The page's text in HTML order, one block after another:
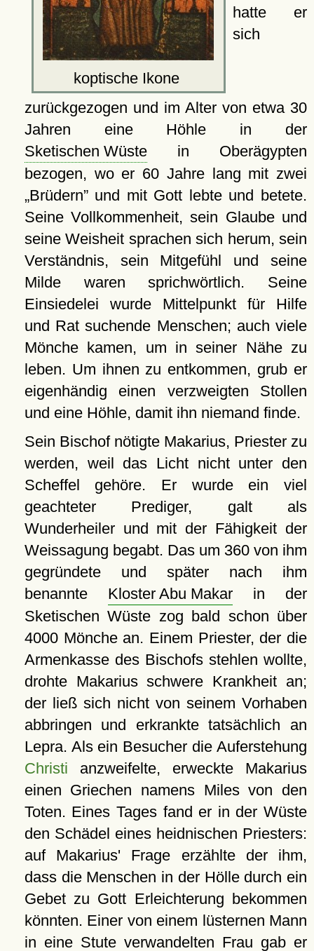
koptische Ikone
hatte er
sich
zurückgezogen und im Alter von etwa 30
Jahren eine Höhle in der
Sketischen Wüstein Oberägypten
bezogen, wo er 60 Jahre lang mit zwei
Brüdern und mit Gott lebte und betete.
Seine Vollkommenheit, sein Glaube und
seine Weisheit sprachen sich herum, sein
Verständnis, sein Mitgefühl und seine
Milde waren sprichwörtlich. Seine
Einsiedelei wurde Mittelpunkt für Hilfe
und Rat suchende Menschen; auch viele
Mönche kamen, um in seiner Nähe zu
leben. Um ihnen zu entkommen, grub er
eigenhändig einen verzweigten Stollen
und eine Höhle, damit ihn niemand finde.
Sein Bischof nötigte Makarius, Priester zu
werden, weil das Licht nicht unter den
Scheffel gehöre. Er wurde ein viel
geachteter Prediger, galt als
Wunderheiler und mit der Fähigkeit der
Weissagung begabt. Das um 360 von ihm
gegründete und später nach ihm
benannte Kloster Abu Makarin der
Sketischen Wüste zog bald schon über
4000 Mönche an. Einem Priester, der die
Armenkasse des Bischofs stehlen wollte,
drohte Makarius schwere Krankheit an;
der ließ sich nicht von seinem Vorhaben
abbringen und erkrankte tatsächlich an
Lepra. Als ein Besucher die Auferstehung
Christi anzweifelte, erweckte Makarius
einen Griechen namens Miles von den
Toten. Eines Tages fand er in der Wüste
den Schädel eines heidnischen Priesters:
auf Makarius' Frage erzählte der ihm,
dass die Menschen in der Hölle durch ein
Gebet zu Gott Erleichterung bekommen
könnten. Einer von einem lüsternen Mann
in eine Stute verwandelten Frau gab er